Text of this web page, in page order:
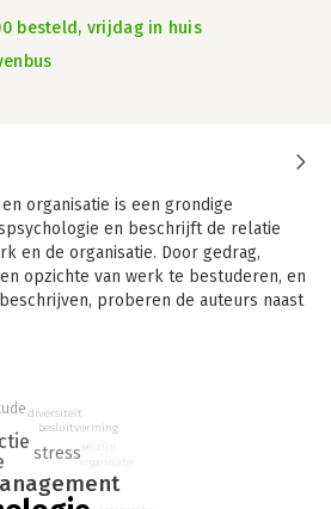
besteld, vrijdag in huis
organisatie is een grondige
en beschrijft de relatie
en de organisatie. Door gedrag,
opzichte van werk te bestuderen, en
proberen de auteurs naast
structuur, waarbij het de
uitstroom’ van mensen in een
stress
diversiteit
besluitvorming
organisatie
welzijn